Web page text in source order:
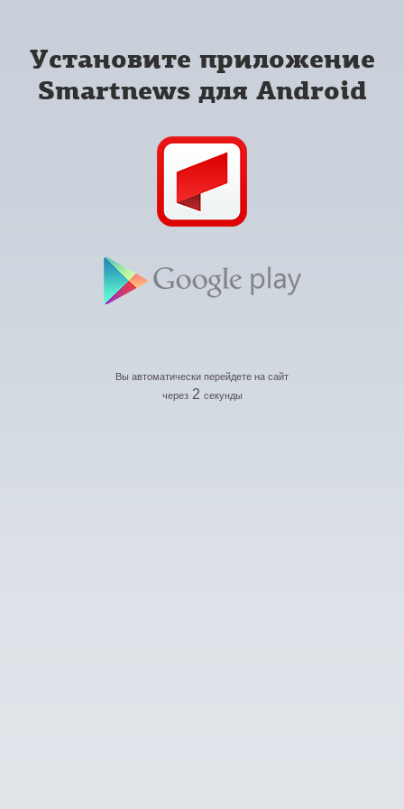
Установите приложение
Smartnews для Android
Вы автоматически перейдете на сайт
через 2 секунды